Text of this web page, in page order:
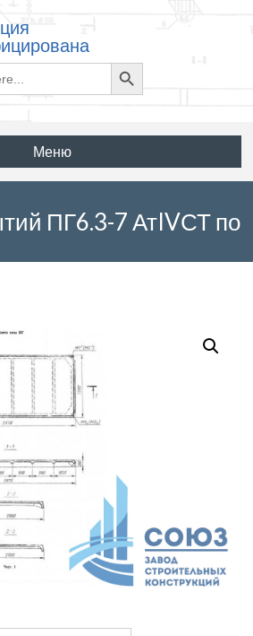
Search
Button
Меню
ПГ6.3-7 АтIVСТ по